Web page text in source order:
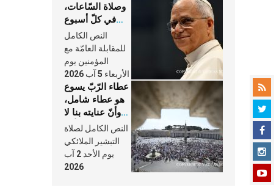
وصلاة السّاعات،
في كلّ أسبوع
وكلّ يوم، هما
النَّفَس في حياة
الكنيسة
النص الكامل
للمقابلة العامّة مع
المؤمنين يوم
الأربعاء 5 آب 2026
عطاء الرّبّ يسوع
هو عطاء شامل،
وأنّ عنايته بنا لا
تغيب عنّا أبدًا
النص الكامل لصلاة
التبشير الملائكي
يوم الأحد 2 آب
2026